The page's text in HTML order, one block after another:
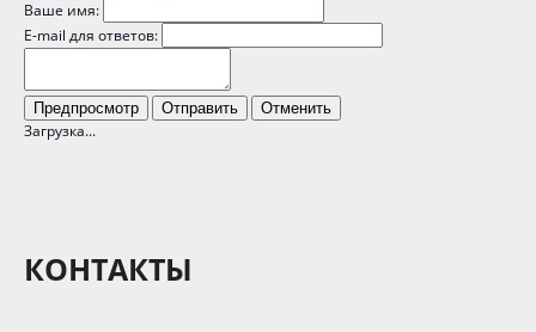
Ваше имя:
E-mail для ответов:
Загрузка...
КОНТАКТЫ